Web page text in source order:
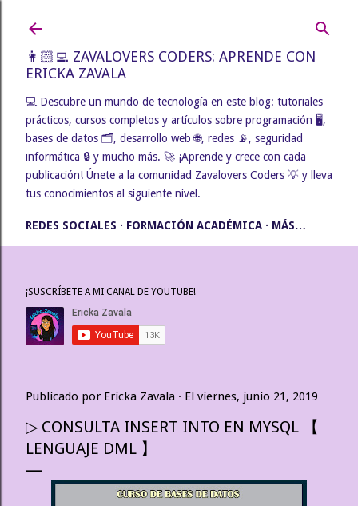
👩🏻‍💻 ZAVALOVERS CODERS: APRENDE CON
ERICKA ZAVALA
💻 Descubre un mundo de tecnología en este blog: tutoriales
prácticos, cursos completos y artículos sobre programación 🖥️,
bases de datos 🗂️, desarrollo web 🌐, redes 📡, seguridad
informática 🔒 y mucho más. 🚀 ¡Aprende y crece con cada
publicación! Únete a la comunidad Zavalovers Coders 💡 y lleva
tus conocimientos al siguiente nivel.
REDES SOCIALES FORMACIÓN ACADÉMICA MÁS…
¡SUSCRÍBETE A MI CANAL DE YOUTUBE!
Publicado por Ericka Zavala El viernes, junio 21, 2019
▷ CONSULTA INSERT INTO EN MYSQL 【
LENGUAJE DML 】